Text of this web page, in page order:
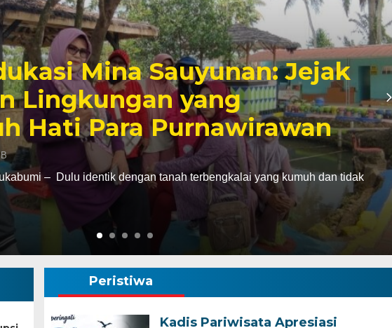
III DPRD Kota Sukabumi
Pokdakan Mina
Kadulawang Semakin
dan Sejahtera
Sukabumi, 14 Juli 2026 – Suasana hangat menyelimuti gazebo di
Peristiwa
Kadis Pariwisata Apresiasi